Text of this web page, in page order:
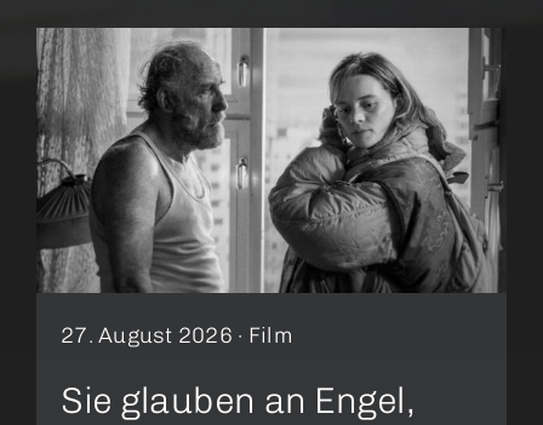
27. August 2026 · Film
Sie glauben an Engel,